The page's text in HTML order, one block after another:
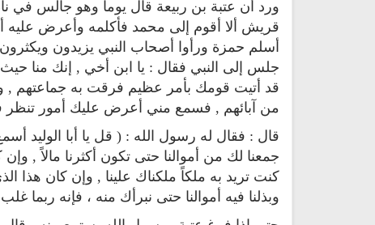
ورد أن عتبة بن ربيعة قال يوماً وهو جالس
قريش ألا أقوم إلى محمد فأكلمه وأعرض عليه
أسلم حمزة ورأوا أصحاب النبي يزيدون ويكثرون ,
جلس إلى النبي فقال : يا ابن أخي , إنك منا
قد أتيت قومك بأمر عظيم فرقت به جماعتهم
من آبائهم , فسمع مني أعرض عليك أمور تنظر
قال : فقال له رسول الله : ( قل يا أبا الوليد
جمعنا لك من أموالنا حتى تكون أكثرنا مالاً ,
كنت تريد به ملكاً ملكناك علينا , وإن كان هذا
وبذلنا فيه أموالنا حتى نبرأك منه ، فإنه ربما